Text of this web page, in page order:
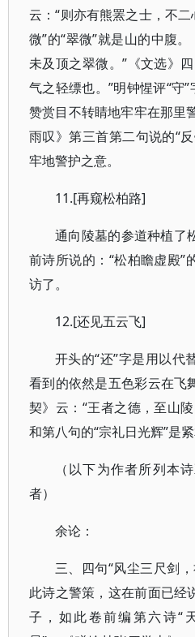
云：“则亦有熊罴之士，不
微”的“翠微”就是山的中腹
未及顶之翠微。”《文选》
气之轻缥也。”明钟惺评“守
赞赏目不转睛地牢牢在那
雨叹》第三首第二句说的“
牢地警护之意。
11.[再窥松柏路]
通向陵墓的参道种植了
前诗所说的：“松柏瞻虚殿”
访了。
12.[还见五云飞]
开头的“还”字是用以代
看到的依然是五色彩云在飞
契》云：“王者之德，至山
和第八句的“宗礼日光辉”是紧
（以下为作者所列
者）
余论：
三、四句“风尘三尺剑
此诗之警策，这在前面已经
子，如此卷前编第六诗“